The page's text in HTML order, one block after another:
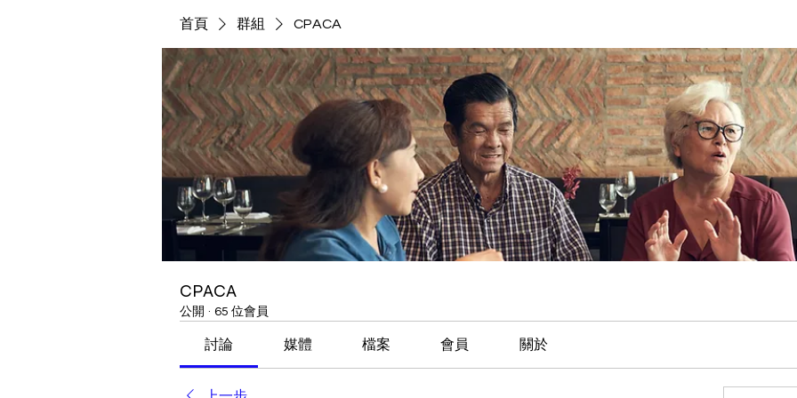
首頁 群組 CPACA
CPACA
公開 · 65 位會員
討論 媒體 檔案 會員 關於